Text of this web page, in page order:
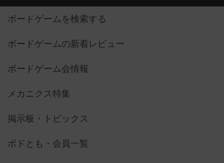
ボードゲームを検索する
ボードゲームの新着レビュー
ボードゲーム会情報
メカニクス特集
掲示板・トピックス
ボドとも・会員一覧